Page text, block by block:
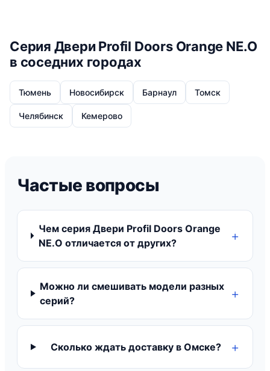
Серия Двери Profil Doors Orange NE.O
в соседних городах
Тюмень Новосибирск Барнаул Томск
Челябинск Кемерово
Частые вопросы
Чем серия Двери Profil Doors Orange
NE.O отличается от других?
Можно ли смешивать модели разных
серий?
Сколько ждать доставку в Омске?